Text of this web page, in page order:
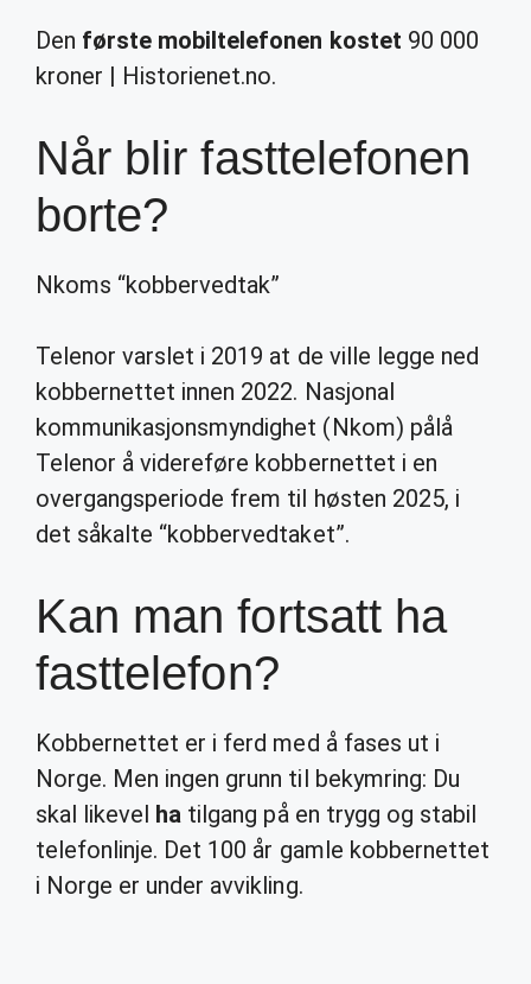
Den første mobiltelefonen kostet 90 000
kroner | Historienet.no.
Når blir fasttelefonen
borte?
Nkoms “kobbervedtak”
Telenor varslet i 2019 at de ville legge ned
kobbernettet innen 2022. Nasjonal
kommunikasjonsmyndighet (Nkom) pålå
Telenor å videreføre kobbernettet i en
overgangsperiode frem til høsten 2025, i
det såkalte “kobbervedtaket”.
Kan man fortsatt ha
fasttelefon?
Kobbernettet er i ferd med å fases ut i
Norge. Men ingen grunn til bekymring: Du
skal likevel ha tilgang på en trygg og stabil
telefonlinje. Det 100 år gamle kobbernettet
i Norge er under avvikling.